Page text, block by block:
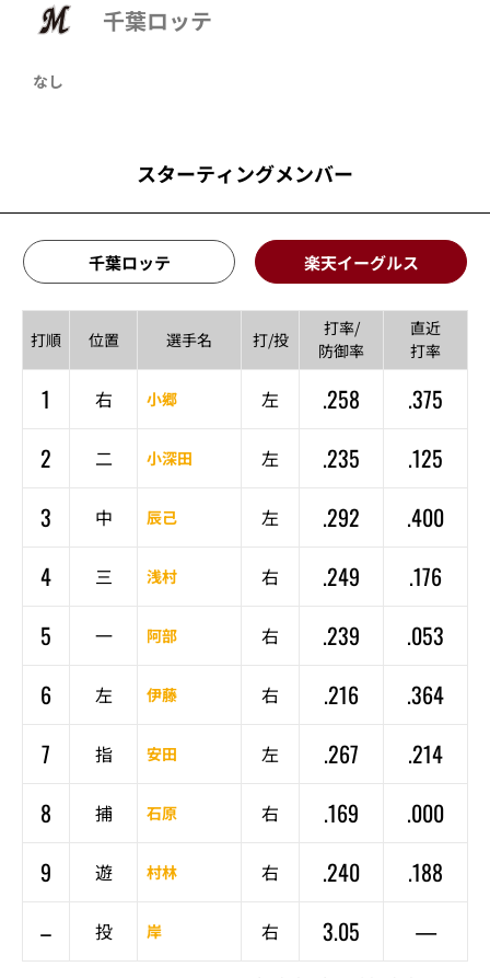
千葉ロッテ
なし
スターティングメンバー
千葉ロッテ 楽天イーグルス
打順 位置 選手名 打/投
打率/
防御率
直近
打率
1 右 小郷 左 .258
.375
2
二 小深田 左 .235
.125
3
中 辰己 左 .292
.400
4
三 浅村 右 .249
.176
5
一 阿部 右 .239
.053
6
左 伊藤 右 .216
.364
7
指 安田 左 .267
.214
8
捕 石原 右 .169
.000
9
遊 村林 右 .240
.188
–
投 岸 右 3.05 —